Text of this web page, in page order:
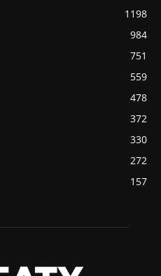
1198
984
751
559
478
372
330
272
157